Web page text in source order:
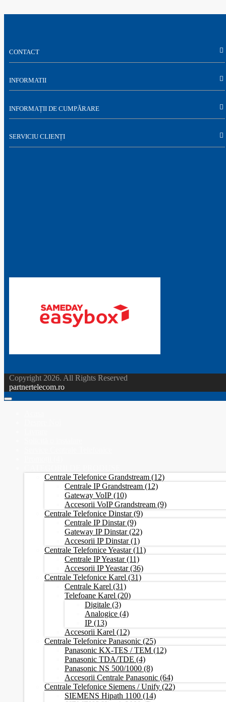
887,00 lei.
CONTACT
INFORMATII
INFORMAȚII DE CUMPĂRARE
SERVICIU CLIENȚI
Copyright 2026. All Rights Reserved
partnertelecom.ro
Centrale Telefonice Grandstream (12)
Centrale IP Grandstream (12)
Gateway VoIP (10)
Accesorii VoIP Grandstream (9)
Centrale Telefonice Dinstar(9)
Centrale IP Dinstar(9)
Gateway IP Dinstar(22)
Accesorii IP Dinstar(1)
Centrale Telefonice Yeastar(11)
Centrale IP Yeastar(11)
Accesorii IP Yeastar(36)
Centrale Telefonice Karel (31)
Centrale Karel (31)
Telefoane Karel (20)
Digitale (3)
Analogice (4)
IP (13)
Accesorii Karel (12)
Centrale Telefonice Panasonic (25)
Panasonic KX-TES / TEM (12)
Panasonic TDA/TDE (4)
Panasonic NS 500/1000 (8)
Accesorii Centrale Panasonic (64)
Centrale Telefonice Siemens / Unify (22)
SIEMENS Hipath 1100 (14)